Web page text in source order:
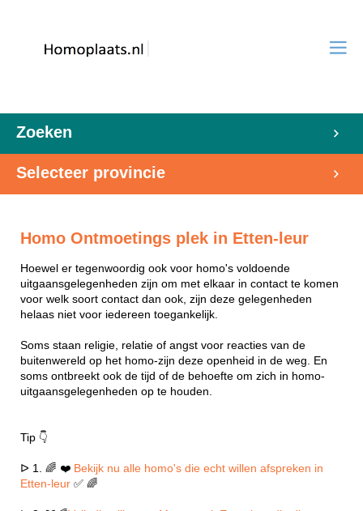
Zoeken
Selecteer provincie
Homo Ontmoetings plek in Etten-leur
Hoewel er tegenwoordig ook voor homo's voldoende
uitgaansgelegenheden zijn om met elkaar in contact te komen
voor welk soort contact dan ook, zijn deze gelegenheden
helaas niet voor iedereen toegankelijk.
Soms staan religie, relatie of angst voor reacties van de
buitenwereld op het homo-zijn deze openheid in de weg. En
soms ontbreekt ook de tijd of de behoefte om zich in homo-
uitgaansgelegenheden op te houden.
Tip 👇
ᐅ 1. 🌈 ❤️ Bekijk nu alle homo's die echt willen afspreken in
Etten-leur ✅ 🌈